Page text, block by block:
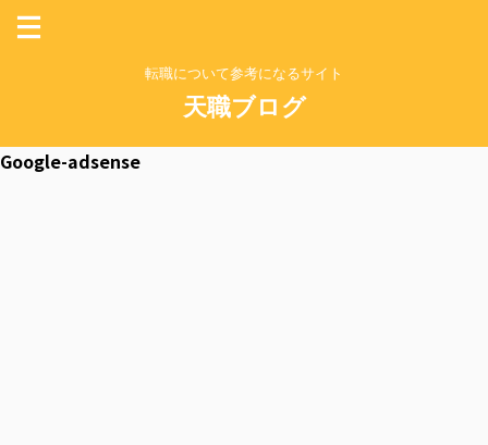
転職について参考になるサイト
天職ブログ
Google-adsense